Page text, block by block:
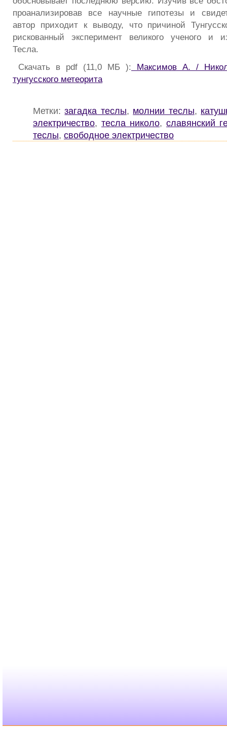
проанализировав все научные гипотезы и
автор приходит к выводу, что причиной
рискованный эксперимент великого ученого и
Тесла.
Скачать в pdf (11,0 МБ ): Максимов А. /
тунгусского метеорита
Метки:загадка теслы, молнии теслы,
электричество, тесла николо, славянский
теслы, свободное электричество